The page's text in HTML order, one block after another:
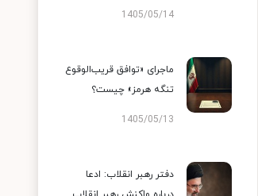
1405/05/14
ماجرای «توافق قریب‌الوقوع
تنگه هرمز» چیست؟
1405/05/13
دفتر رهبر انقلاب: ادعا